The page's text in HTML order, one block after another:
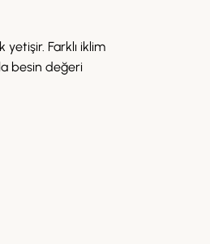
Farklı iklim
besin değeri